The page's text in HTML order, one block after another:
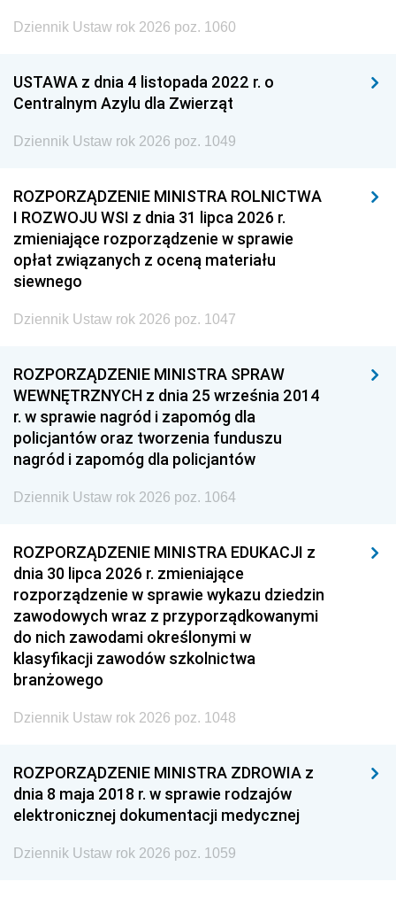
Dziennik Ustaw rok 2026 poz. 1060
USTAWA z dnia 4 listopada 2022 r. o
Centralnym Azylu dla Zwierząt
Dziennik Ustaw rok 2026 poz. 1049
ROZPORZĄDZENIE MINISTRA ROLNICTWA
I ROZWOJU WSI z dnia 31 lipca 2026 r.
zmieniające rozporządzenie w sprawie
opłat związanych z oceną materiału
siewnego
Dziennik Ustaw rok 2026 poz. 1047
ROZPORZĄDZENIE MINISTRA SPRAW
WEWNĘTRZNYCH z dnia 25 września 2014
r. w sprawie nagród i zapomóg dla
policjantów oraz tworzenia funduszu
nagród i zapomóg dla policjantów
Dziennik Ustaw rok 2026 poz. 1064
ROZPORZĄDZENIE MINISTRA EDUKACJI z
dnia 30 lipca 2026 r. zmieniające
rozporządzenie w sprawie wykazu dziedzin
zawodowych wraz z przyporządkowanymi
do nich zawodami określonymi w
klasyfikacji zawodów szkolnictwa
branżowego
Dziennik Ustaw rok 2026 poz. 1048
ROZPORZĄDZENIE MINISTRA ZDROWIA z
dnia 8 maja 2018 r. w sprawie rodzajów
elektronicznej dokumentacji medycznej
Dziennik Ustaw rok 2026 poz. 1059